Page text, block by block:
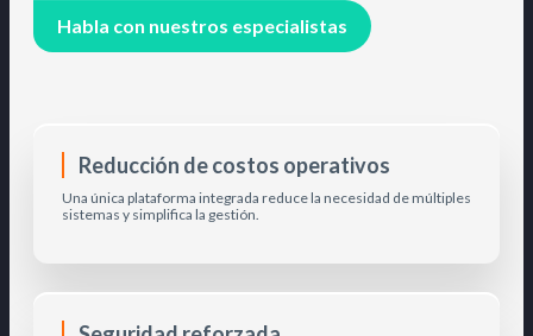
Habla con nuestros especialistas
Reducción de costos operativos
Una única plataforma integrada reduce la necesidad de múltiples
sistemas y simplifica la gestión.